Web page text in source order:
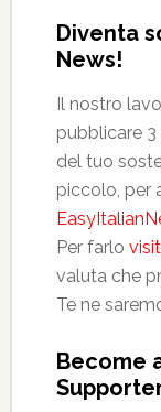
Diventa
News!
Il nostro
pubblicare
del tuo
piccolo, per
Per farlo
valuta che
Te ne
Become